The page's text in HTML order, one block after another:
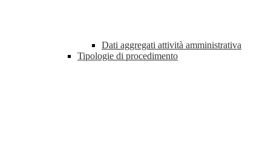
Dati aggregati attività amministrativa
Tipologie di procedimento